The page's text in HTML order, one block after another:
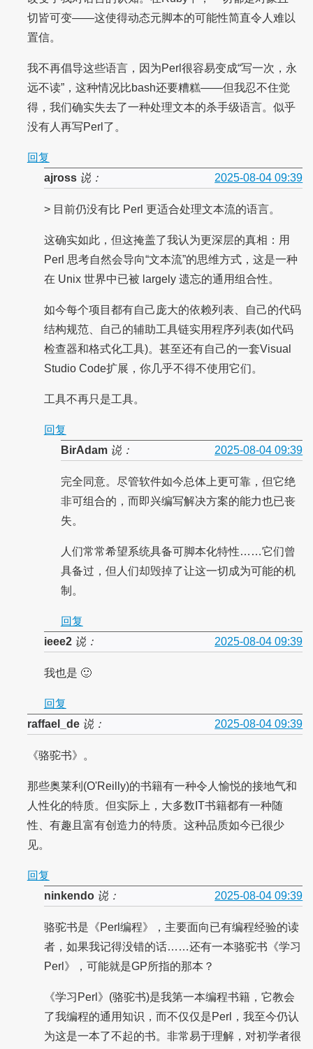
切皆可变——这使得动态元脚本的可能性简直令人难以
置信。
我不再倡导这些语言，因为Perl很容易变成“写一次，永
远不读”，这种情况比bash还要糟糕——但我忍不住觉
得，我们确实失去了一种处理文本的杀手级语言。似乎
没有人再写Perl了。
回复
ajross说： 2025-08-04 09:39
> 目前仍没有比 Perl 更适合处理文本流的语言。
这确实如此，但这掩盖了我认为更深层的真相：用
Perl 思考自然会导向“文本流”的思维方式，这是一种
在 Unix 世界中已被 largely 遗忘的通用组合性。
如今每个项目都有自己庞大的依赖列表、自己的代码
结构规范、自己的辅助工具链实用程序列表(如代码
检查器和格式化工具)。甚至还有自己的一套Visual
Studio Code扩展，你几乎不得不使用它们。
工具不再只是工具。
回复
BirAdam说： 2025-08-04 09:39
完全同意。尽管软件如今总体上更可靠，但它绝
非可组合的，而即兴编写解决方案的能力也已丧
失。
人们常常希望系统具备可脚本化特性……它们曾
具备过，但人们却毁掉了让这一切成为可能的机
制。
回复
ieee2说： 2025-08-04 09:39
我也是 🙂
回复
raffael_de说： 2025-08-04 09:39
《骆驼书》。
那些奥莱利(O'Reilly)的书籍有一种令人愉悦的接地气和
人性化的特质。但实际上，大多数IT书籍都有一种随
性、有趣且富有创造力的特质。这种品质如今已很少
见。
回复
ninkendo说： 2025-08-04 09:39
骆驼书是《Perl编程》，主要面向已有编程经验的读
者，如果我记得没错的话……还有一本骆驼书《学习
Perl》，可能就是GP所指的那本？
《学习Perl》(骆驼书)是我第一本编程书籍，它教会
了我编程的通用知识，而不仅仅是Perl，我至今仍认
为这是一本了不起的书。非常易于理解，对初学者很